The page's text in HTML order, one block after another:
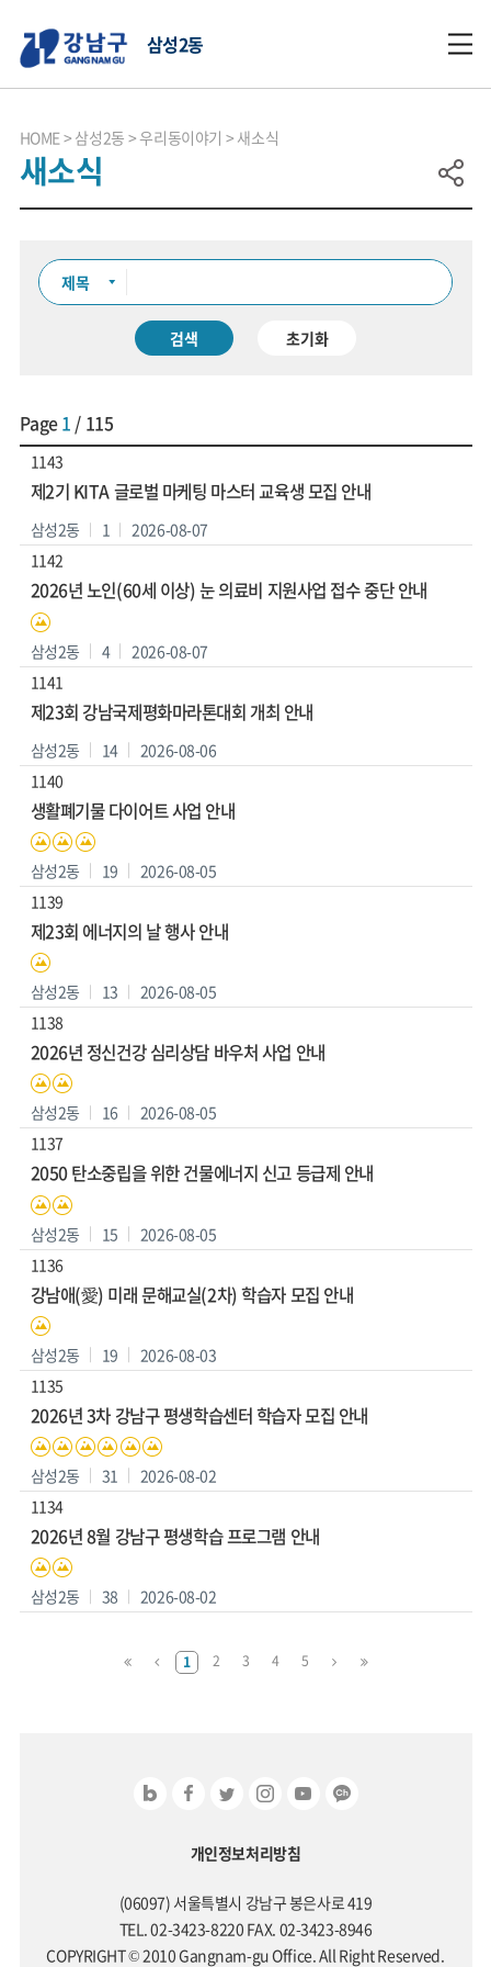
삼성2동
HOME 삼성2동 우리동이야기 새소식
새소식
검색 초기화
Page1 / 115
1143
제2기 KITA 글로벌 마케팅 마스터 교육생 모집 안내
삼성2동 1
2026-08-07
1142
2026년 노인(60세 이상) 눈 의료비 지원사업 접수 중단 안내
삼성2동 4
2026-08-07
1141
제23회 강남국제평화마라톤대회 개최 안내
삼성2동 14
2026-08-06
1140
생활폐기물 다이어트 사업 안내
삼성2동 19
2026-08-05
1139
제23회 에너지의 날 행사 안내
삼성2동 13
2026-08-05
1138
2026년 정신건강 심리상담 바우처 사업 안내
삼성2동 16
2026-08-05
1137
2050 탄소중립을 위한 건물에너지 신고 등급제 안내
삼성2동 15
2026-08-05
1136
강남애(愛) 미래 문해교실(2차) 학습자 모집 안내
삼성2동 19
2026-08-03
1135
2026년 3차 강남구 평생학습센터 학습자 모집 안내
삼성2동 31
2026-08-02
1134
2026년 8월 강남구 평생학습 프로그램 안내
삼성2동 38 2026-08-02
맨
이
1 2 3 4 5
다
맨
개인정보처리방침
(06097) 서울특별시 강남구 봉은사로 419
TEL. 02-3423-8220 FAX. 02-3423-8946
COPYRIGHT © 2010 Gangnam-gu Office. All Right Reserved.